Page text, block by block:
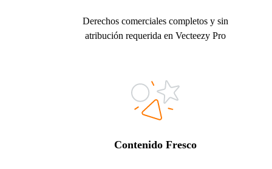
Derechos comerciales completos y sin
atribución requerida en Vecteezy Pro
Contenido Fresco